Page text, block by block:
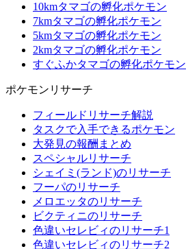
10kmタマゴの孵化ポケモン
7kmタマゴの孵化ポケモン
5kmタマゴの孵化ポケモン
2kmタマゴの孵化ポケモン
すぐふかタマゴの孵化ポケモン
ポケモンリサーチ
フィールドリサーチ解説
タスクで入手できるポケモン
大発見の報酬まとめ
スペシャルリサーチ
シェイミ(ランド)のリサーチ
フーパのリサーチ
メロエッタのリサーチ
ビクティニのリサーチ
色違いセレビィのリサーチ1
色違いセレビィのリサーチ2